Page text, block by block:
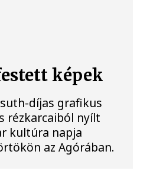
képek
díjas grafikus
rézkarcaiból nyílt
kultúra napja
az Agórában.